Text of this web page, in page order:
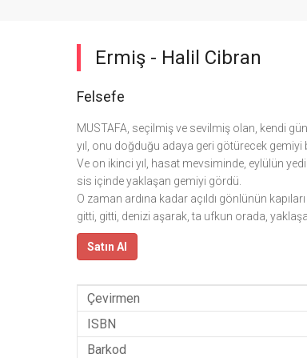
Ermiş - Halil Cibran
Felsefe
MUSTAFA, seçilmiş ve sevilmiş olan, kendi
yıl, onu doğduğu adaya geri götürecek gemiyi
Ve on ikinci yıl, hasat mevsiminde, eylülün
sis içinde yaklaşan gemiyi gördü.
O zaman ardına kadar açıldı gönlünün
gitti, gitti, denizi aşarak, ta ufkun orada,
Satın Al
Çevirmen
ISBN
Barkod